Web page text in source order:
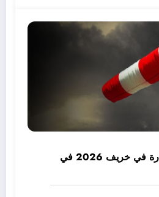
توقعات درجات الحرارة في خريف 2026 في